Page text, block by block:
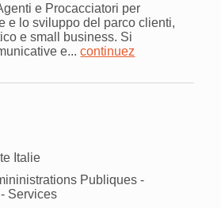
e Procacciatori per
e lo sviluppo del parco clienti,
e small business. Si
e...continuez
Italie
Publiques -
Services